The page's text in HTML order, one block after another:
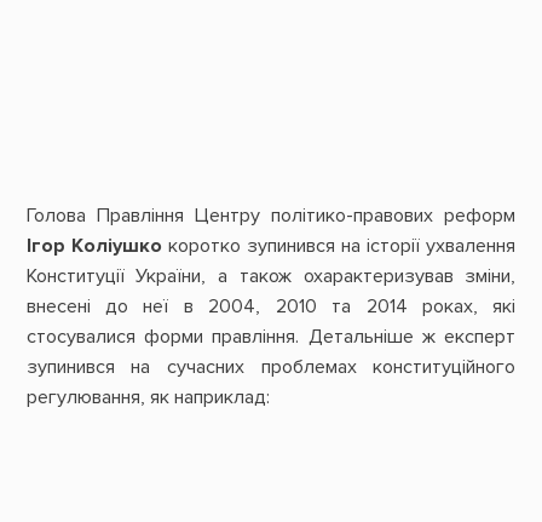
Голова Правління Центру політико-правових реформ
Ігор Коліушко коротко зупинився на історії ухвалення
Конституції України, а також охарактеризував зміни,
внесені до неї в 2004, 2010 та 2014 роках, які
стосувалися форми правління. Детальніше ж експерт
зупинився на сучасних проблемах конституційного
регулювання, як наприклад: